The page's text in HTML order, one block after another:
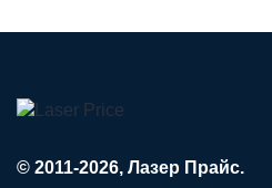
© 2011-2026, Лазер Прайс.